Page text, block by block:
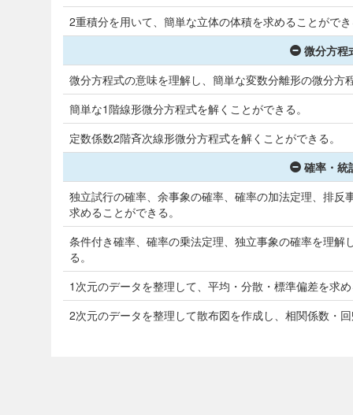
2重積分を用いて、簡単な立体の体積を求めることがで
微分方程
微分方程式の意味を理解し、簡単な変数分離形の微分方
簡単な1階線形微分方程式を解くことができる。
定数係数2階斉次線形微分方程式を解くことができる。
確率・統
独立試行の確率、余事象の確率、確率の加法定理、排
求めることができる。
条件付き確率、確率の乗法定理、独立事象の確率を理
る。
1次元のデータを整理して、平均・分散・標準偏差を求
2次元のデータを整理して散布図を作成し、相関係数・